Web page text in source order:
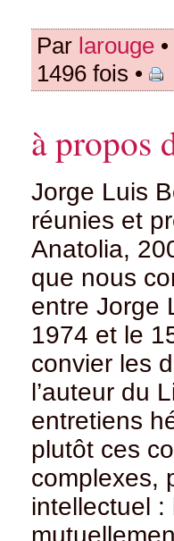
Par larouge •
1496 fois •
à propos
Jorge Luis
réunies et
Anatolia,
que nous
entre Jorge
1974 et le
convier les
l’auteur du
entretiens
plutôt ces
complexes,
intellectuel :